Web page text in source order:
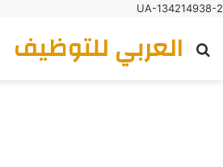
UA-134214938-2
العربي للتوظيف
بحث عن